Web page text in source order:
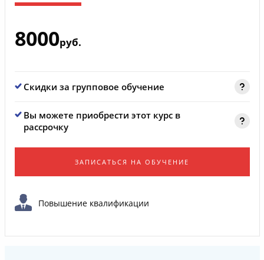
8000руб.
Скидки за групповое обучение
Вы можете приобрести этот курс в
рассрочку
ЗАПИСАТЬСЯ НА ОБУЧЕНИЕ
Повышение квалификации